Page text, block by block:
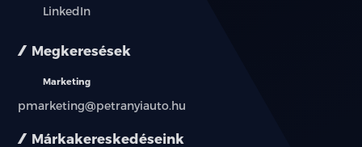
Márkakereskedéseink
LinkedIn
Megkeresések
Marketing
pmarketing@petranyiauto.hu